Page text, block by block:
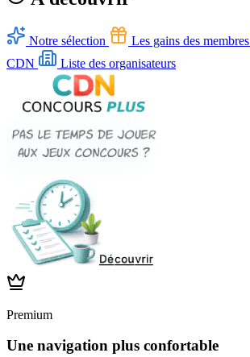
Notre sélection Les gains des membres
CDN
Liste des organisateurs
Premium
Une navigation plus confortable